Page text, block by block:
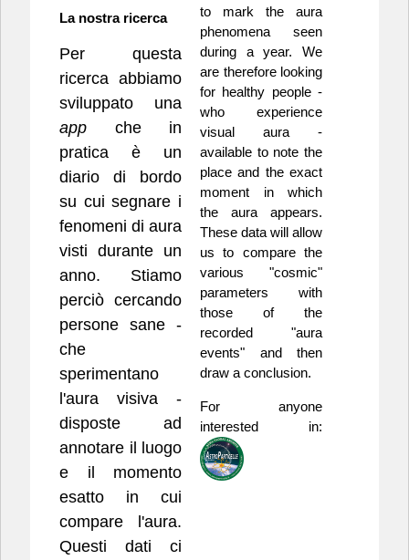
La nostra ricerca
Per questa
ricerca abbiamo
sviluppato una
app che in
pratica è un
diario di bordo
su cui segnare i
fenomeni di aura
visti durante un
anno. Stiamo
perciò cercando
persone sane -
che
sperimentano
l'aura visiva -
disposte ad
annotare il luogo
e il momento
esatto in cui
compare l'aura.
Questi dati ci
to mark the aura
phenomena seen
during a year. We
are therefore looking
for healthy people -
who experience
visual aura -
available to note the
place and the exact
moment in which
the aura appears.
These data will allow
us to compare the
various "cosmic"
parameters with
those of the
recorded "aura
events" and then
draw a conclusion.
For anyone
interested in: